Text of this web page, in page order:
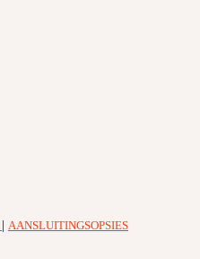
AANSLUITINGSOPSIES